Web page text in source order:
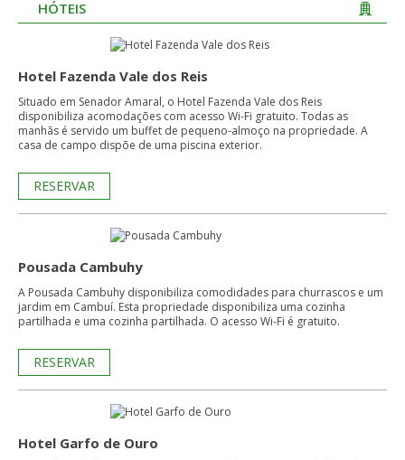
HÓTEIS
Hotel Fazenda Vale dos Reis
Situado em Senador Amaral, o Hotel Fazenda Vale dos Reis
disponibiliza acomodações com acesso Wi-Fi gratuito. Todas as
manhãs é servido um buffet de pequeno-almoço na propriedade. A
casa de campo dispõe de uma piscina exterior.
RESERVAR
Pousada Cambuhy
A Pousada Cambuhy disponibiliza comodidades para churrascos e um
jardim em Cambuí. Esta propriedade disponibiliza uma cozinha
partilhada e uma cozinha partilhada. O acesso Wi-Fi é gratuito.
RESERVAR
Hotel Garfo de Ouro